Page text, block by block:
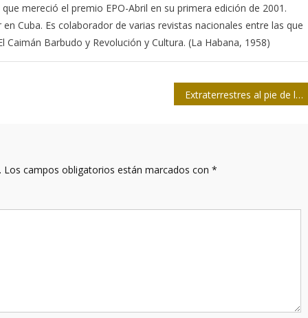
mereció el premio EPO-Abril en su primera edición de 2001.
Cuba. Es colaborador de varias revistas nacionales entre las que
Caimán Barbudo y Revolución y Cultura. (La Habana, 1958)
Extraterrestres al pie de la cama
Los campos obligatorios están marcados con *